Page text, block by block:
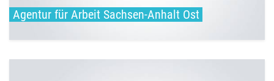
Agentur für Arbeit Sachsen-Anhalt Ost